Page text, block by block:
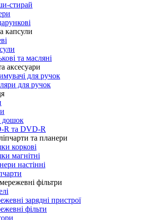
стирай
капсули
та масляні
аксесуари
для ручок
для ручок
дошок
R та DVD-R
та планери
коркові
магнітні
настінні
фільтри
зарядні пристрої
фільти